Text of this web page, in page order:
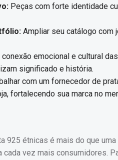
Peças com forte identidade
Ampliar seu catálogo
conexão emocional e cultural
significado e história.
com um fornecedor de
fortalecendo sua marca no
925 étnicas é mais do que
cada vez mais consumidores.